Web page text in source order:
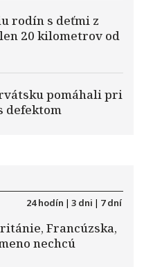
rodín s deťmi z
20 kilometrov od
pomáhali pri
defektom
24 hodín | 3 dni | 7 dní
Francúzska,
nechcú